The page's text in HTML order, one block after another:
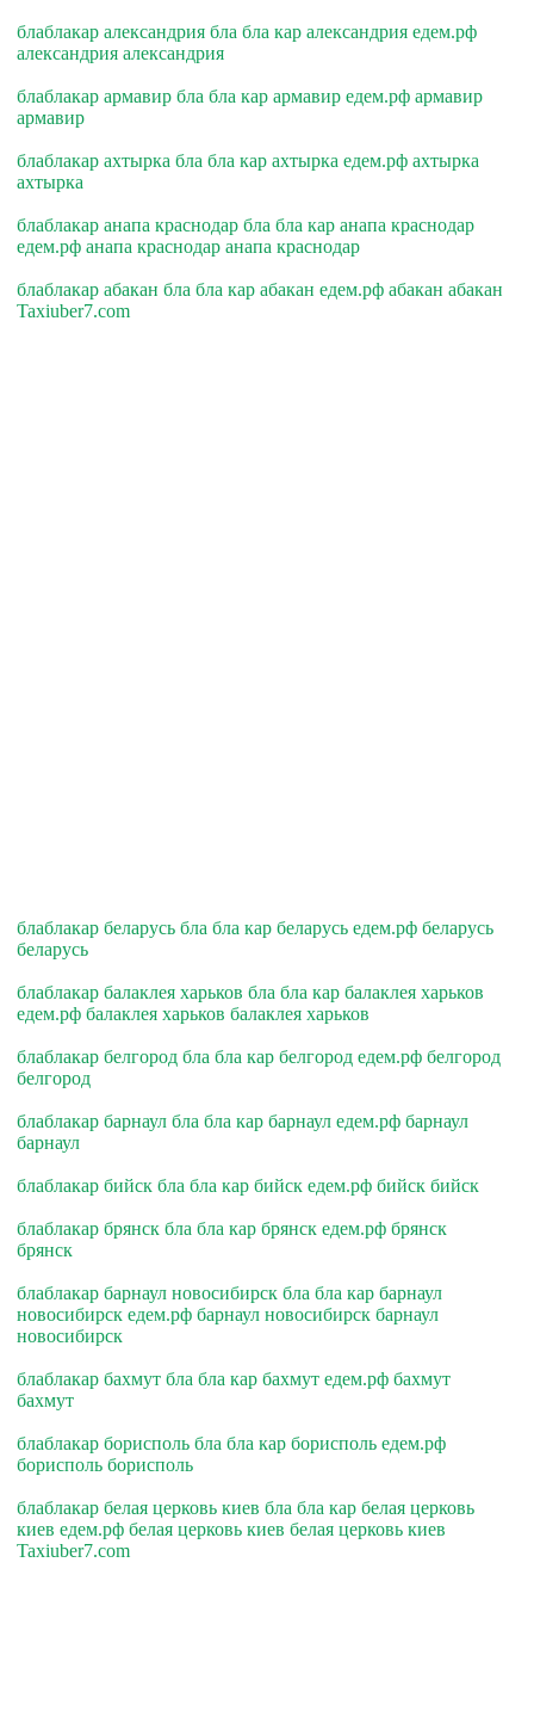
блаблакар александрия бла бла кар александрия едем.рф
александрия александрия
блаблакар армавир бла бла кар армавир едем.рф армавир
армавир
блаблакар ахтырка бла бла кар ахтырка едем.рф ахтырка
ахтырка
блаблакар анапа краснодар бла бла кар анапа краснодар
едем.рф анапа краснодар анапа краснодар
блаблакар абакан бла бла кар абакан едем.рф абакан абакан
Taxiuber7.com
блаблакар беларусь бла бла кар беларусь едем.рф беларусь
беларусь
блаблакар балаклея харьков бла бла кар балаклея харьков
едем.рф балаклея харьков балаклея харьков
блаблакар белгород бла бла кар белгород едем.рф белгород
белгород
блаблакар барнаул бла бла кар барнаул едем.рф барнаул
барнаул
блаблакар бийск бла бла кар бийск едем.рф бийск бийск
блаблакар брянск бла бла кар брянск едем.рф брянск
брянск
блаблакар барнаул новосибирск бла бла кар барнаул
новосибирск едем.рф барнаул новосибирск барнаул
новосибирск
блаблакар бахмут бла бла кар бахмут едем.рф бахмут
бахмут
блаблакар борисполь бла бла кар борисполь едем.рф
борисполь борисполь
блаблакар белая церковь киев бла бла кар белая церковь
киев едем.рф белая церковь киев белая церковь киев
Taxiuber7.com